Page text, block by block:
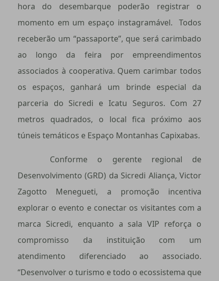
hora do desembarque poderão registrar o
momento em um espaço instagramável. Todos
receberão um “passaporte”, que será carimbado
ao longo da feira por empreendimentos
associados à cooperativa. Quem carimbar todos
os espaços, ganhará um brinde especial da
parceria do Sicredi e Icatu Seguros. Com 27
metros quadrados, o local fica próximo aos
túneis temáticos e Espaço Montanhas Capixabas.
Conforme o gerente regional de
Desenvolvimento (GRD) da Sicredi Aliança, Victor
Zagotto Menegueti, a promoção incentiva
explorar o evento e conectar os visitantes com a
marca Sicredi, enquanto a sala VIP reforça o
compromisso da instituição com um
atendimento diferenciado ao associado.
“Desenvolver o turismo e todo o ecossistema que